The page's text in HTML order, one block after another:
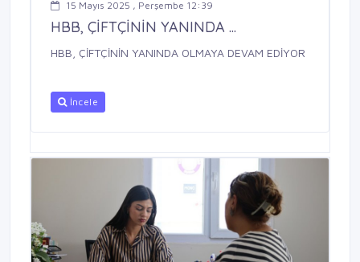
15 Mayıs 2025 , Perşembe 12:39
HBB, ÇİFTÇİNİN YANINDA ...
HBB, ÇİFTÇİNİN YANINDA OLMAYA DEVAM EDİYOR
İncele